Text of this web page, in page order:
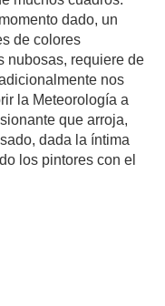
dado, un
de colores
nubosas, requiere de
nos
la Meteorología a
que arroja,
dada la íntima
los pintores con el